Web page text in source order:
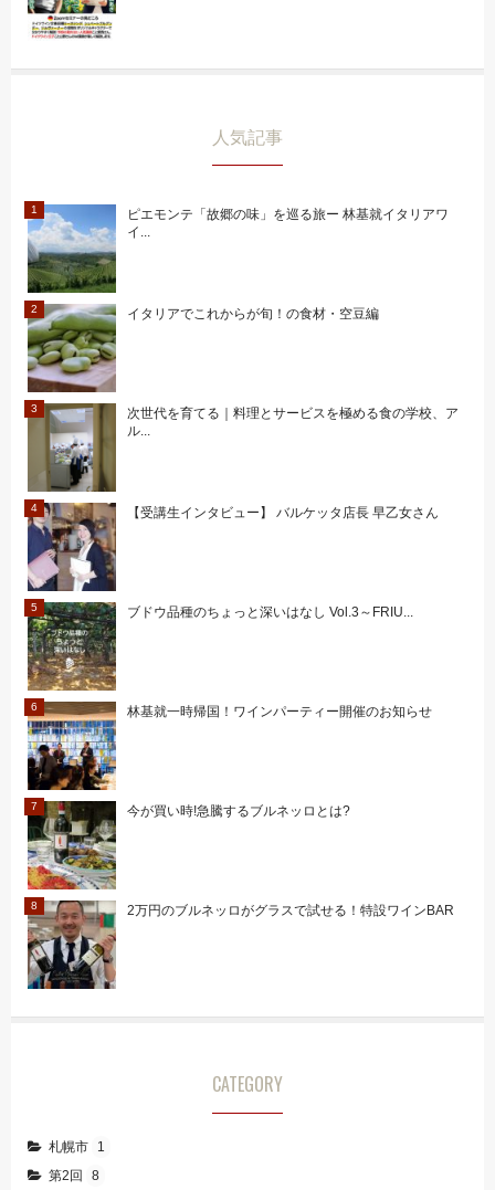
人気記事
ピエモンテ「故郷の味」を巡る旅ー 林基就イタリアワ
イ...
イタリアでこれからが旬！の食材・空豆編
次世代を育てる｜料理とサービスを極める食の学校、ア
ル...
【受講生インタビュー】 バルケッタ店長 早乙女さん
ブドウ品種のちょっと深いはなし Vol.3～FRIU...
林基就一時帰国！ワインパーティー開催のお知らせ
今が買い時!急騰するブルネッロとは?
2万円のブルネッロがグラスで試せる！特設ワインBAR
CATEGORY
札幌市
1
第2回
8